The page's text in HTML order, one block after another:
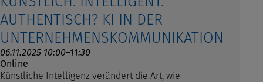
AUTHENTISCH? KI IN DER
UNTERNEHMENSKOMMUNIKATION
06.11.2025 10:00–11:30
Online
Künstliche Intelligenz verändert die Art, wie